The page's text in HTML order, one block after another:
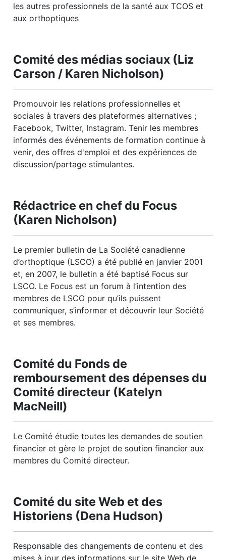
les autres professionnels de la santé aux TCOS et
aux orthoptiques
Comité des médias sociaux (Liz
Carson / Karen Nicholson)
Promouvoir les relations professionnelles et
sociales à travers des plateformes alternatives ;
Facebook, Twitter, Instagram. Tenir les membres
informés des événements de formation continue à
venir, des offres d'emploi et des expériences de
discussion/partage stimulantes.
Rédactrice en chef du Focus
(Karen Nicholson)
Le premier bulletin de La Société canadienne
d’orthoptique (LSCO) a été publié en janvier 2001
et, en 2007, le bulletin a été baptisé Focus sur
LSCO. Le Focus est un forum à l’intention des
membres de LSCO pour qu’ils puissent
communiquer, s’informer et découvrir leur Société
et ses membres.
Comité du Fonds de
remboursement des dépenses du
Comité directeur (Katelyn
MacNeill)
Le Comité étudie toutes les demandes de soutien
financier et gère le projet de soutien financier aux
membres du Comité directeur.
Comité du site Web et des
Historiens (Dena Hudson)
Responsable des changements de contenu et des
mises à jour des informations sur le site Web de